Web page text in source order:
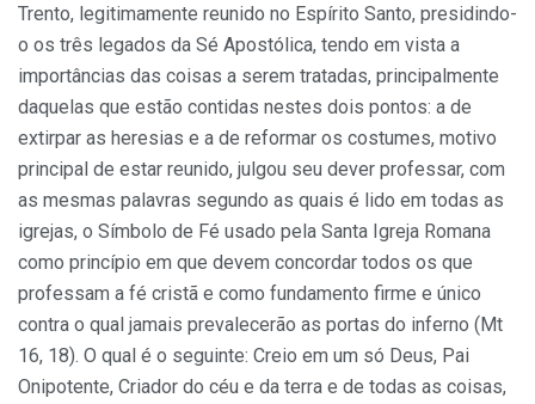
Trento, legitimamente reunido no Espírito Santo, presidindo-
o os três legados da Sé Apostólica, tendo em vista a
importâncias das coisas a serem tratadas, principalmente
daquelas que estão contidas nestes dois pontos: a de
extirpar as heresias e a de reformar os costumes, motivo
principal de estar reunido, julgou seu dever professar, com
as mesmas palavras segundo as quais é lido em todas as
igrejas, o Símbolo de Fé usado pela Santa Igreja Romana
como princípio em que devem concordar todos os que
professam a fé cristã e como fundamento firme e único
contra o qual jamais prevalecerão as portas do inferno (Mt
16, 18). O qual é o seguinte: Creio em um só Deus, Pai
Onipotente, Criador do céu e da terra e de todas as coisas,